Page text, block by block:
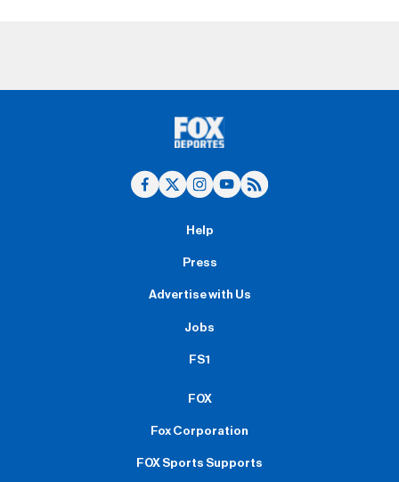
Help
Press
Advertise with Us
Jobs
FS1
FOX
Fox Corporation
FOX Sports Supports